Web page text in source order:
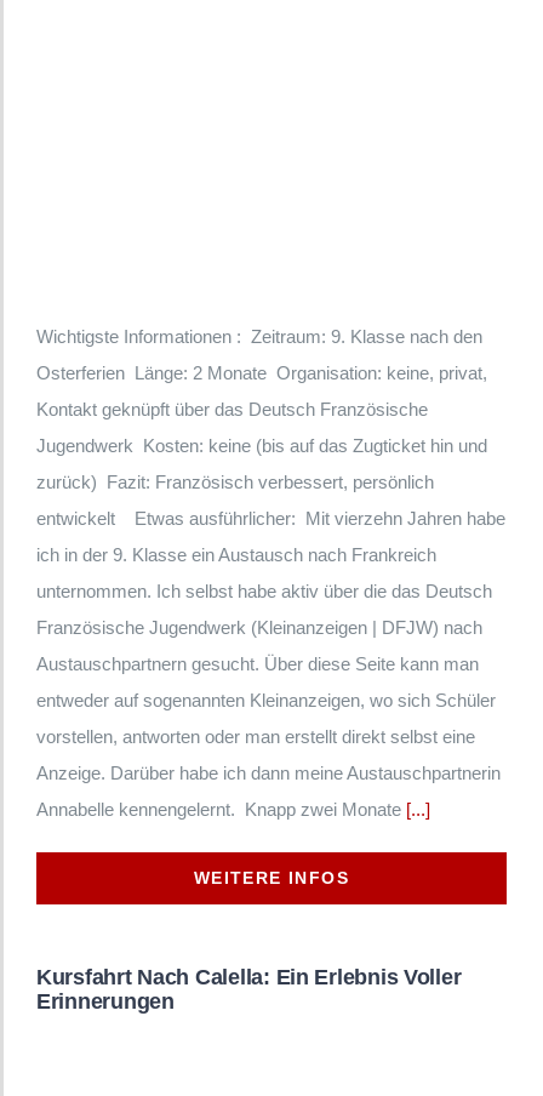
Wichtigste Informationen : Zeitraum: 9. Klasse nach den
Osterferien Länge: 2 Monate Organisation: keine, privat,
Kontakt geknüpft über das Deutsch Französische
Jugendwerk Kosten: keine (bis auf das Zugticket hin und
zurück) Fazit: Französisch verbessert, persönlich
entwickelt Etwas ausführlicher: Mit vierzehn Jahren habe
ich in der 9. Klasse ein Austausch nach Frankreich
unternommen. Ich selbst habe aktiv über die das Deutsch
Französische Jugendwerk (Kleinanzeigen | DFJW) nach
Austauschpartnern gesucht. Über diese Seite kann man
entweder auf sogenannten Kleinanzeigen, wo sich Schüler
vorstellen, antworten oder man erstellt direkt selbst eine
Anzeige. Darüber habe ich dann meine Austauschpartnerin
Annabelle kennengelernt. Knapp zwei Monate [...]
WEITERE INFOS
Kursfahrt Nach Calella: Ein Erlebnis Voller
Erinnerungen